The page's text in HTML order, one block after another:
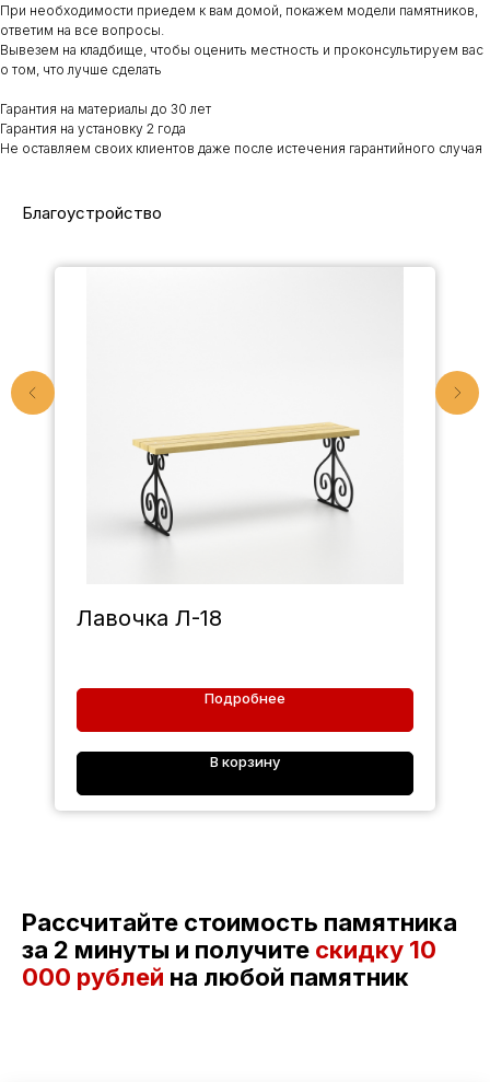
При необходимости приедем к вам домой, покажем модели памятников,
ответим на все вопросы.
Вывезем на кладбище, чтобы оценить местность и проконсультируем вас
о том, что лучше сделать
Гарантия на материалы до 30 лет
Гарантия на установку 2 года
Не оставляем своих клиентов даже после истечения гарантийного случая
Благоустройство
Лавочка Л-18
Подробнее
В корзину
Рассчитайте стоимость памятника
за 2 минуты и получите скидку 10
000 рублей на любой памятник